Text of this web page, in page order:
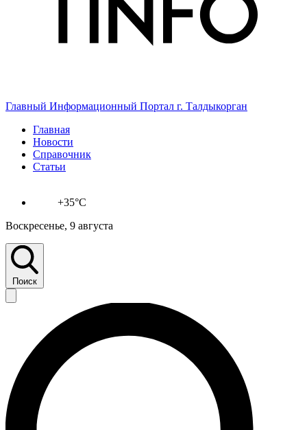
Главный Информационный Портал г. Талдыкорган
Главная
Новости
Справочник
Статьи
+35°C
Воскресенье, 9 августа
Поиск